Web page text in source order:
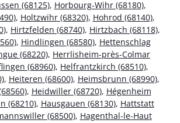
(68125), Horbourg-Wihr (68180),
, Holtzwihr (68320), Hohrod (68140),
, Hirtzfelden (68740), Hirtzbach (68118),
, Hindlingen (68580), Hettenschlag
(68220), Herrlisheim-près-Colmar
(68960), Helfrantzkirch (68510),
, Heiteren (68600), Heimsbrunn (68990),
, Heidwiller (68720), Hégenheim
(68210), Hausgauen (68130), Hattstatt
(68500), Hagenthal-le-Haut